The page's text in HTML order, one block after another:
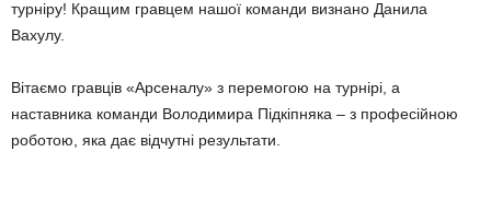
турніру! Кращим гравцем нашої команди визнано Данила
Вахулу.
Вітаємо гравців «Арсеналу» з перемогою на турнірі, а
наставника команди Володимира Підкіпняка – з професійною
роботою, яка дає відчутні результати.